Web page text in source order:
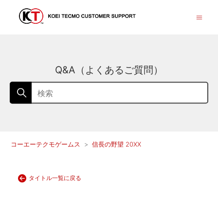
Q&A（よくあるご質問）
コーエーテクモゲームス 信長の野望 20XX
タイトル一覧に戻る